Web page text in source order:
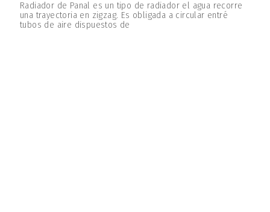
Radiador de Panal es un tipo de radiador el agua recorre
una trayectoria en zigzag. Es obligada a circular entré
tubos de aire dispuestos de